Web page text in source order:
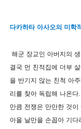
다카하타 아사오의 미학
해군 장교인 아버지의
결국 먼 친적집에 더부
을 반기지 않는 친척 아
리를 찾아 독립해 나온
만큼 전쟁은 만만한 것
아올 날만을 손꼽아 기